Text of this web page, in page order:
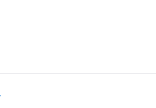
- negro